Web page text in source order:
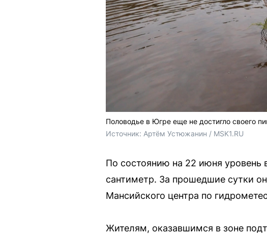
Половодье в Югре еще не достигло своего
Источник: Артём Устюжанин / MSK1.RU
По состоянию на 22 июня уровень
сантиметр. За прошедшие сутки
Мансийского центра по
Жителям, оказавшимся в зоне